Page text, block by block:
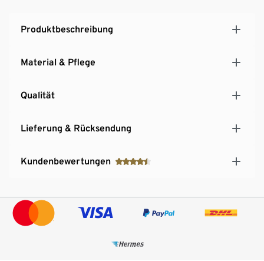
Produktbeschreibung
Material & Pflege
Qualität
Lieferung & Rücksendung
Kundenbewertungen